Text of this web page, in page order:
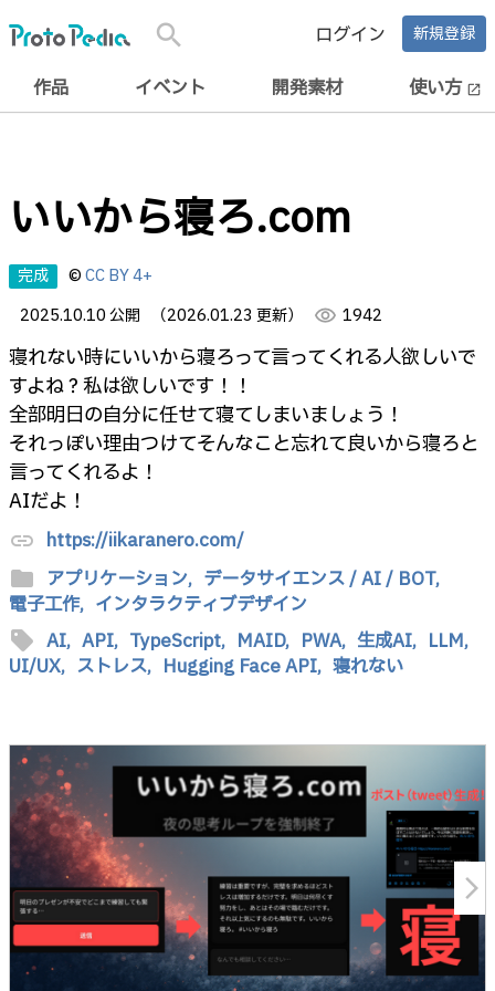
search ログイン 新規登録
作品 イベント 開発素材 使い方 open_in_new
いいから寝ろ.com
完成 ©CC BY 4+
2025.10.10 公開
（2026.01.23 更新） visibility 1942
寝れない時にいいから寝ろって言ってくれる人欲しいで
すよね？私は欲しいです！！
全部明日の自分に任せて寝てしまいましょう！
それっぽい理由つけてそんなこと忘れて良いから寝ろと
言ってくれるよ！
AIだよ！
link https://iikaranero.com/
folder アプリケーション, データサイエンス / AI / BOT,
電子工作, インタラクティブデザイン
sell AI, API, TypeScript, MAID, PWA, 生成AI, LLM,
UI/UX, ストレス, Hugging Face API, 寝れない
arrow_forward_ios